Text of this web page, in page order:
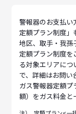
警報器のお支払い
定額プラン制度
地区、取手・我孫
定額プラン制度
る対象エリアに
で、詳細はお問い
ガス警報器定額プ
額）をガス料金と